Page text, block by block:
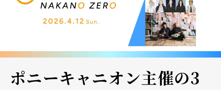
ポニーキャニオン主催の3